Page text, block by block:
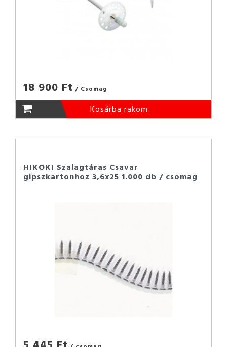
18 900 Ft / Csomag
Kosárba rakom
HIKOKI Szalagtáras Csavar
gipszkartonhoz 3,6x25 1.000 db / csomag